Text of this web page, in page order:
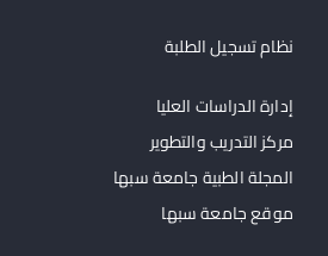
نظام تسجيل الطلبة
إدارة الدراسات العليا
مركز التدريب والتطوير
المجلة الطبية جامعة سبها
موقع جامعة سبها